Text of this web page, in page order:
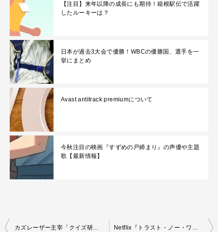
【注目】来年以降の成長にも期待！箱根駅伝で活躍
したルーキーは？
日本が過去3大会で優勝！WBCの優勝国、選手を一
挙にまとめ
Avast antitrack premiumについて
今秋注目の映画『すずめの戸締まり』の声優や主題
歌【最新情報】
Post
カズレーザー主宰「クイズ研究会」とは Netflix『トラスト・ノー・ワン 消えた巨額仮想通貨を追え！』レビュー